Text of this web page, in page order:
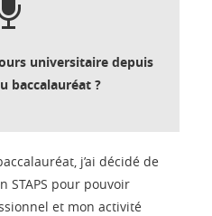
universitaire depuis
baccalauréat ?
j’ai décidé de
STAPS pour pouvoir
et mon activité